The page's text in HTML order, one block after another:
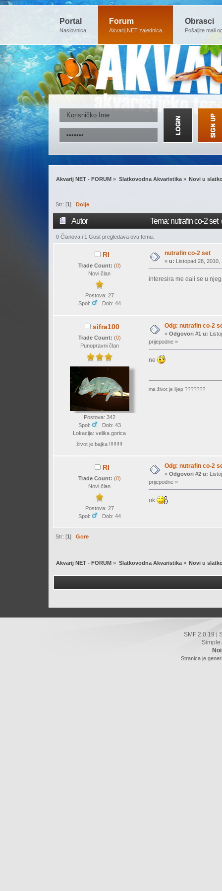
Portal
Naslovnica
Forum
Akvarij.NET zajednica
Obrasci
Pošaljite mali
Akvarij NET - FORUM » Slatkovodna Akvaristika» Novi u
Str: [1] Dolje
Autor Tema: nutrafin co-2
0 Članova i 1 Gost pregledava ovu temu.
RI
Trade Count: (0)
Novi član
Postova: 27
Spol:
Dob: 44
nutrafin co-2 set
« u: Listopad 28, 2010,
interesira me dali se u
sifra100
Trade Count: (0)
Punopravni član
Postova: 342
Spol:
Dob: 43
Lokacija: velika gorica
život je bajka !!!!!!!!!
Odg: nutrafin co-2
« Odgovori #1 u:
prijepodne »
ne
ma život je lijep ???????
RI
Trade Count: (0)
Novi član
Postova: 27
Spol:
Dob: 44
Odg: nutrafin co-2
« Odgovori #2 u:
prijepodne »
ok
Str: [1]Gore
Akvarij NET - FORUM » Slatkovodna Akvaristika» Novi u
SMF 2.0.19
Simple
Stranica je